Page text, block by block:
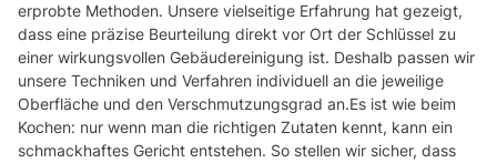
erprobte Methoden. Unsere vielseitige Erfahrung hat gezeigt,
dass eine präzise Beurteilung direkt vor Ort der Schlüssel zu
einer wirkungsvollen Gebäudereinigung ist. Deshalb passen wir
unsere Techniken und Verfahren individuell an die jeweilige
Oberfläche und den Verschmutzungsgrad an.Es ist wie beim
Kochen: nur wenn man die richtigen Zutaten kennt, kann ein
schmackhaftes Gericht entstehen. So stellen wir sicher, dass